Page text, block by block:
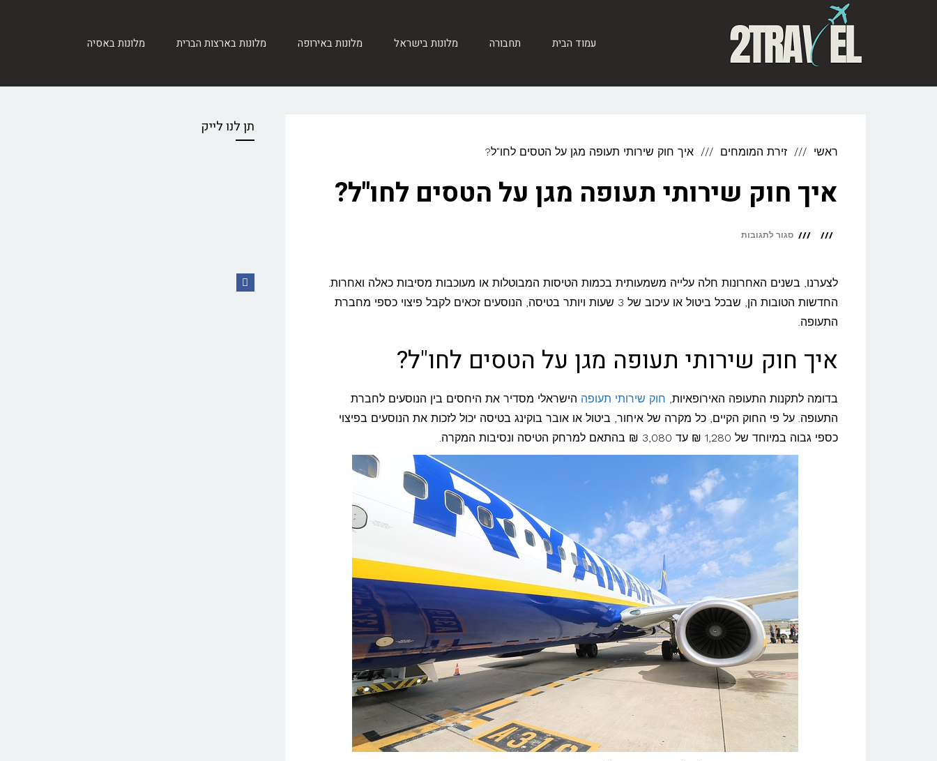
עמוד הבית תחבורה מלונות בישראל מלונות באירופה מלונות בארצות הברית מלונות באסיה
ראשי זירת המומחים איך חוק שירותי תעופה מגן על הטסים לחו"ל?
איך חוק שירותי תעופה מגן על הטסים לחו"ל?
סגור לתגובות
שירותי
על
לחו"ל?
לצערנו, בשנים האחרונות חלה עלייה משמעותית בכמות הטיסות המבוטלות או מעוכבות מסיבות כאלה ואחרות.
החדשות הטובות הן, שבכל ביטול או עיכוב של 3 שעות ויותר בטיסה, הנוסעים זכאים לקבל פיצוי כספי מחברת
התעופה.
איך חוק שירותי תעופה מגן על הטסים לחו"ל?
בדומה לתקנות התעופה האירופאיות, חוק שירותי תעופה הישראלי מסדיר את היחסים בין הנוסעים לחברת
התעופה. על פי החוק הקיים, כל מקרה של איחור, ביטול או אובר בוקינג בטיסה יכול לזכות את הנוסעים בפיצוי
כספי גבוה במיוחד של 1,280 ₪ עד 3,080 ₪ בהתאם למרחק הטיסה ונסיבות המקרה.
תן לנו לייק